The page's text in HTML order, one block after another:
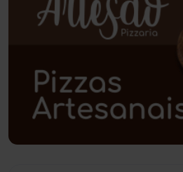
Polícia Civil
Polícia Militar
Política
Presidente Jânio Qu...